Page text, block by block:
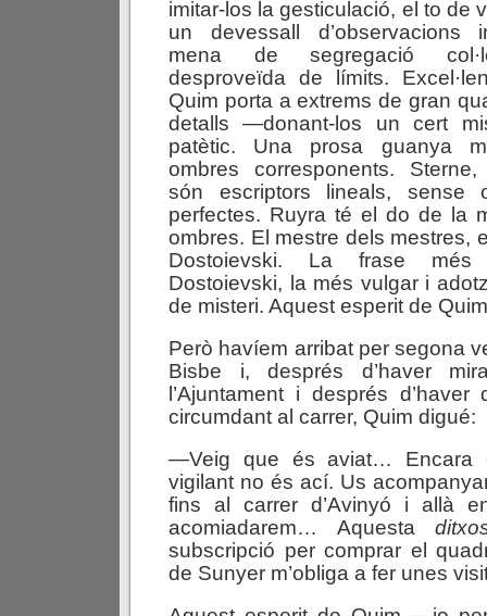
imitar-los la gesticulació, el to de
un devessall d’observacions
mena de segregació
desproveïda de límits.
Quim porta a extrems de gran
detalls —donant-los un cert
patètic. Una prosa guanya
ombres corresponents.
són escriptors lineals, sense
perfectes. Ruyra té el do de la
ombres. El mestre dels mestres,
Dostoievski. La frase més
Dostoievski, la més vulgar i
de misteri. Aquest esperit de
Però havíem arribat per segona
Bisbe i, després d’haver
l’Ajuntament i després
circumdant al carrer, Quim digué:
—Veig que és aviat… Encara
vigilant no és ací. Us
fins al carrer d’Avinyó i allà
acomiadarem… Aquesta
subscripció per comprar el
de Sunyer m’obliga a fer unes